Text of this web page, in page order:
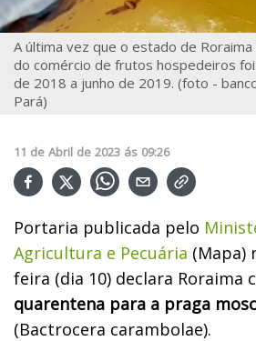
A última vez que o estado de
do comércio de frutos hospedeiros
de 2018 a junho de 2019. (foto -
Pará)
11 de Abril de 2023 ás 09:26
Portaria publicada pelo
Agricultura e Pecuária (Mapa)
feira (dia 10) declara Roraima
quarentena para a praga
(Bactrocera carambolae).